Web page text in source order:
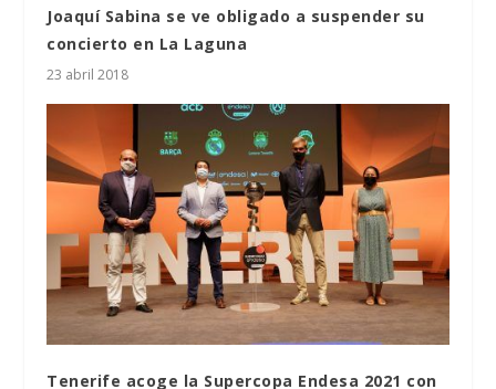
Joaquí Sabina se ve obligado a suspender su
concierto en La Laguna
23 abril 2018
Tenerife acoge la Supercopa Endesa 2021 con